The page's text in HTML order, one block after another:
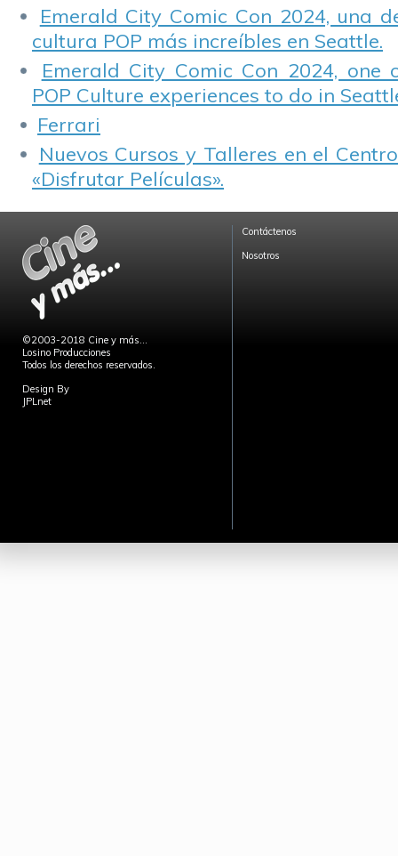
Emerald City Comic Con 2024, una
cultura POP más increíbles en Seattle.
Emerald City Comic Con 2024,
POP Culture experiences to do in
Ferrari
Nuevos Cursos y Talleres en el
«Disfrutar Películas».
©2003-2018 Cine y más...
Losino Producciones
Todos los derechos reservados.
Design By
JPLnet
Contáctenos
Nosotros